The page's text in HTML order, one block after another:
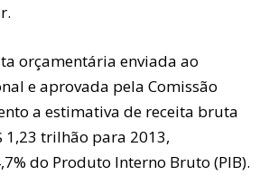
orçamentária enviada ao
e aprovada pela Comissão
a estimativa de receita bruta
1,23 trilhão para 2013,
do Produto Interno Bruto (PIB).